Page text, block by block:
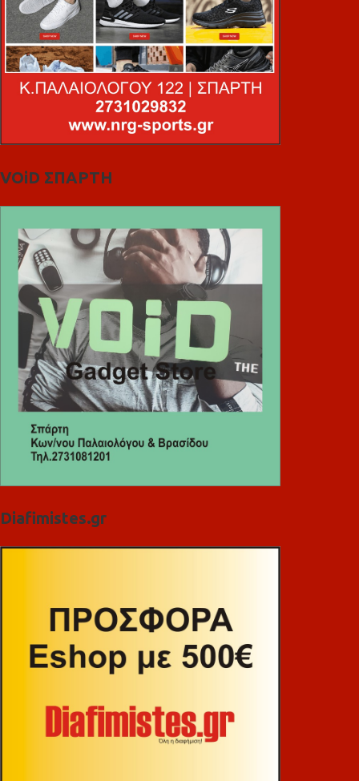
VOiD ΣΠΑΡΤΗ
Diafimistes.gr